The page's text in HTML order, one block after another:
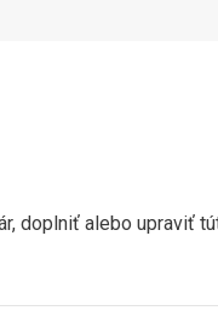
doplniť alebo upraviť